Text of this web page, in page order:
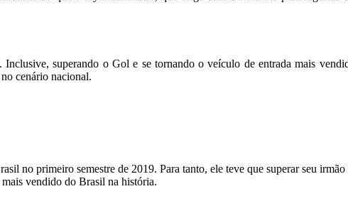
superando o Gol e se tornando o veículo de entrada mais
cenário nacional.
no primeiro semestre de 2019. Para tanto, ele teve que superar seu irmão
vendido do Brasil na história.